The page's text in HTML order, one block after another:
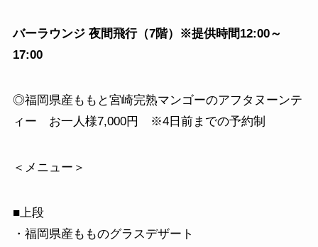
バーラウンジ 夜間飛行（7階）※提供時間12:00～
17:00
◎福岡県産ももと宮崎完熟マンゴーのアフタヌーンテ
ィー お一人様7,000円 ※4日前までの予約制
＜メニュー＞
■上段
・福岡県産もものグラスデザート